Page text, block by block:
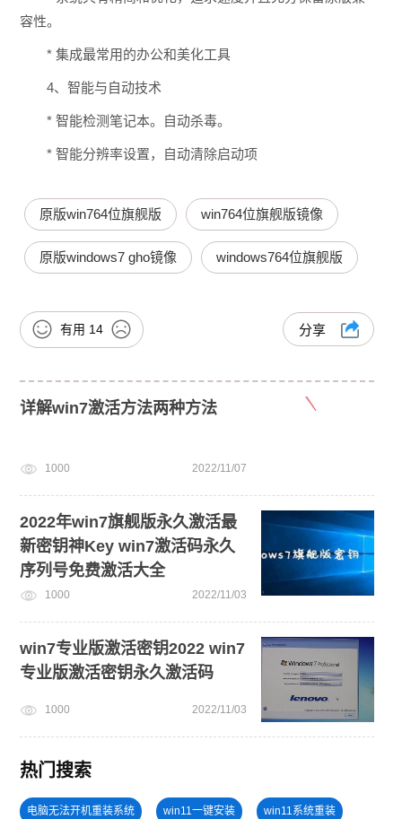
容性。
* 集成最常用的办公和美化工具
4、智能与自动技术
* 智能检测笔记本。自动杀毒。
* 智能分辨率设置，自动清除启动项
原版win764位旗舰版 win764位旗舰版镜像
原版windows7 gho镜像 windows764位旗舰版
有用 14 分享
详解win7激活方法两种方法
1000 2022/11/07
2022年win7旗舰版永久激活最
新密钥神Key win7激活码永久
序列号免费激活大全
1000 2022/11/03
win7专业版激活密钥2022 win7
专业版激活密钥永久激活码
1000 2022/11/03
热门搜索
电脑无法开机重装系统 win11一键安装 win11系统重装